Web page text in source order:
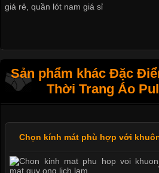
giá rẻ,quần lót nam giá sỉ
Sản phẩm khác Đặc
Thời Trang Áo
Chọn kính mát phù hợp với